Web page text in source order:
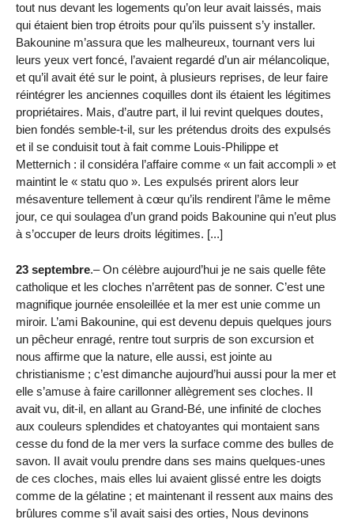
tout nus devant les logements qu’on leur avait laissés, mais
qui étaient bien trop étroits pour qu’ils puissent s’y installer.
Bakounine m’assura que les malheureux, tournant vers lui
leurs yeux vert foncé, l’avaient regardé d’un air mélancolique,
et qu’il avait été sur le point, à plusieurs reprises, de leur faire
réintégrer les anciennes coquilles dont ils étaient les légitimes
propriétaires. Mais, d’autre part, il lui revint quelques doutes,
bien fondés semble-t-il, sur les prétendus droits des expulsés
et il se conduisit tout à fait comme Louis-Philippe et
Metternich : il considéra l’affaire comme « un fait accompli » et
maintint le « statu quo ». Les expulsés prirent alors leur
mésaventure tellement à cœur qu’ils rendirent l’âme le même
jour, ce qui soulagea d’un grand poids Bakounine qui n’eut plus
à s’occuper de leurs droits légitimes. [...]
23 septembre.– On célèbre aujourd’hui je ne sais quelle fête
catholique et les cloches n’arrêtent pas de sonner. C’est une
magnifique journée ensoleillée et la mer est unie comme un
miroir. L’ami Bakounine, qui est devenu depuis quelques jours
un pêcheur enragé, rentre tout surpris de son excursion et
nous affirme que la nature, elle aussi, est jointe au
christianisme ; c’est dimanche aujourd’hui aussi pour la mer et
elle s’amuse à faire carillonner allègrement ses cloches. II
avait vu, dit-il, en allant au Grand-Bé, une infinité de cloches
aux couleurs splendides et chatoyantes qui montaient sans
cesse du fond de la mer vers la surface comme des bulles de
savon. II avait voulu prendre dans ses mains quelques-unes
de ces cloches, mais elles lui avaient glissé entre les doigts
comme de la gélatine ; et maintenant il ressent aux mains des
brûlures comme s’il avait saisi des orties, Nous devinons